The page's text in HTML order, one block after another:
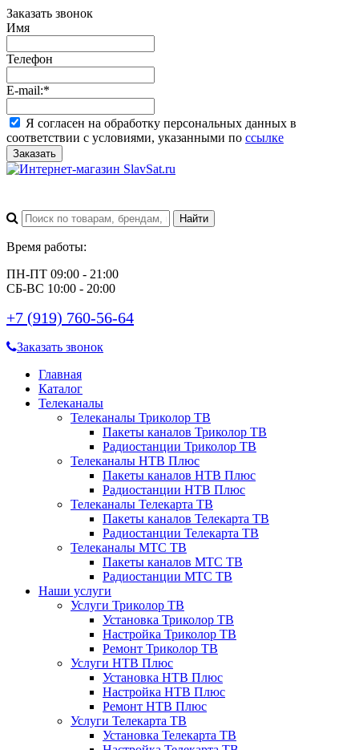
Заказать звонок
Имя
Телефон
E-mail:*
Я согласен на обработку персональных данных в
соответствии с условиями, указанными по ссылке
Заказать
Время работы:
ПН-ПТ 09:00 - 21:00
СБ-ВС 10:00 - 20:00
+7 (919) 760-56-64
Заказать звонок
Главная
Каталог
Телеканалы
Телеканалы Триколор ТВ
Пакеты каналов Триколор ТВ
Радиостанции Триколор ТВ
Телеканалы НТВ Плюс
Пакеты каналов НТВ Плюс
Радиостанции НТВ Плюс
Телеканалы Телекарта ТВ
Пакеты каналов Телекарта ТВ
Радиостанции Телекарта ТВ
Телеканалы МТС ТВ
Пакеты каналов МТС ТВ
Радиостанции МТС ТВ
Наши услуги
Услуги Триколор ТВ
Установка Триколор ТВ
Настройка Триколор ТВ
Ремонт Триколор ТВ
Услуги НТВ Плюс
Установка НТВ Плюс
Настройка НТВ Плюс
Ремонт НТВ Плюс
Услуги Телекарта ТВ
Установка Телекарта ТВ